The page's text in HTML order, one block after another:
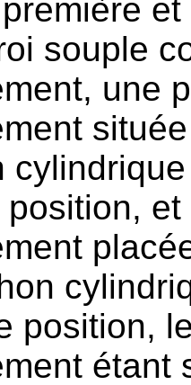
souple
une
position,
position,
étant